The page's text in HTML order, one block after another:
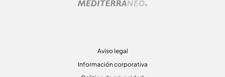
Aviso legal
Información corporativa